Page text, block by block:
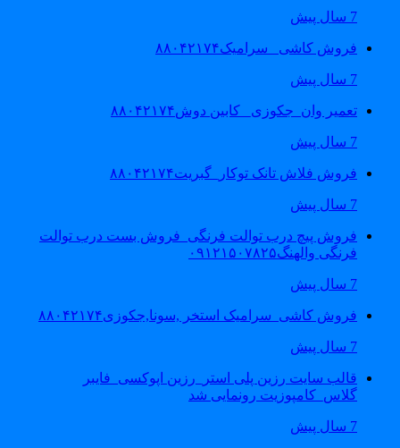
فروش کاشی _سرامیک۸۸۰۴۲۱۷۴
تعمیر وان_جکوزی_ کابین دوش۸۸۰۴۲۱۷۴
فروش فلاش تانک توکار_گبریت۸۸۰۴۲۱۷۴
فروش پیچ درب توالت فرنگی_فروش بست درب توالت
فرنگی والهنگ۰۹۱۲۱۵۰۷۸۲۵
فروش کاشی_سرامیک استخر ,سونا,جکوزی۸۸۰۴۲۱۷۴
قالب سایت رزین پلی استر_رزین اپوکسی_فایبر
گلاس_کامپوزیت رونمایی شد